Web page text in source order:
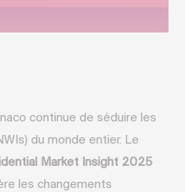
continue de séduire les
du monde entier. Le
Market Insight 2025
les changements